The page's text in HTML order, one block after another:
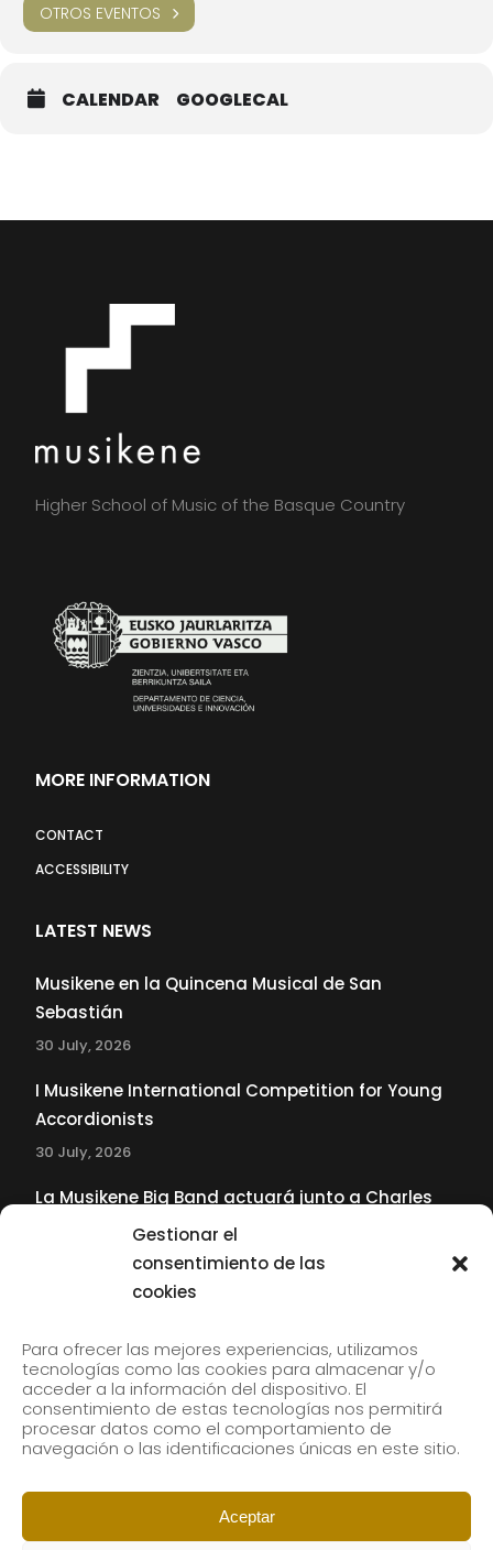
Gestionar el
consentimiento de las
cookies
Para ofrecer las mejores experiencias, utilizamos
tecnologías como las cookies para almacenar y/o
acceder a la información del dispositivo. El
consentimiento de estas tecnologías nos permitirá
procesar datos como el comportamiento de
navegación o las identificaciones únicas en este sitio.
Aceptar
OTROS EVENTOS
CALENDAR GOOGLECAL
Higher School of Music of the Basque Country
MORE INFORMATION
CONTACT
ACCESSIBILITY
LATEST NEWS
Musikene en la Quincena Musical de San
Sebastián
30 July, 2026
I Musikene International Competition for Young
Accordionists
30 July, 2026
La Musikene Big Band actuará junto a Charles
Tolliver en el 61 Jazzaldia
Subscribe to our newsletter to receive our news by
email.